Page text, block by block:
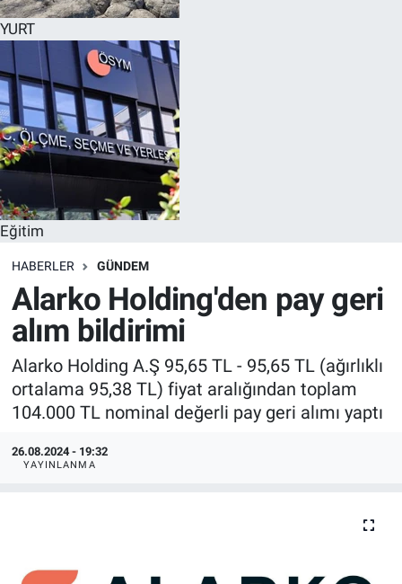
YURT
Eğitim
HABERLER GÜNDEM
Alarko Holding'den pay geri
alım bildirimi
Alarko Holding A.Ş 95,65 TL - 95,65 TL (ağırlıklı
ortalama 95,38 TL) fiyat aralığından toplam
104.000 TL nominal değerli pay geri alımı yaptı
26.08.2024 - 19:32
YAYINLANMA